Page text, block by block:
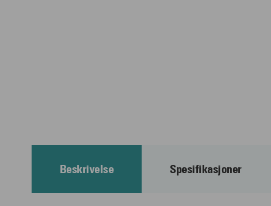
Beskrivelse Spesifikasjoner